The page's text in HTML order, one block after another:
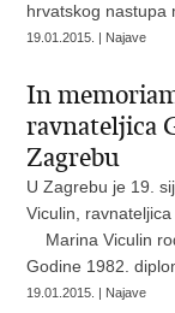
hrvatskog nastupa
19.01.2015. | Najave
In
ravnateljica
Zagrebu
U Zagrebu je 19.
Viculin,
Marina Viculin
Godine 1982.
19.01.2015. | Najave